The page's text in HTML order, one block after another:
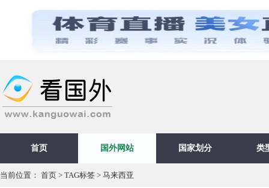
首页 国外网站 国家划分 类
当前位置： 首页 > TAG标签 > 马来西亚